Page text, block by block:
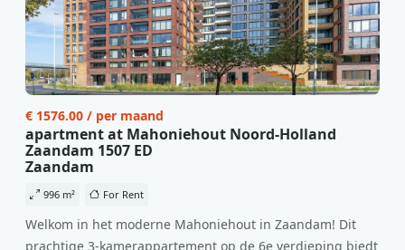
€ 1576.00 / per maand
apartment at Mahoniehout Noord-Holland
Zaandam 1507 ED
Zaandam
996 m² For Rent
Welkom in het moderne Mahoniehout in Zaandam! Dit
prachtige 3-kamerappartement op de 6e verdieping biedt